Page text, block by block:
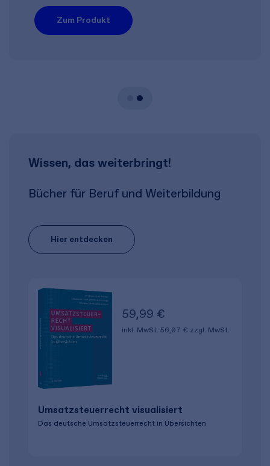
Zum Produkt
Wissen, das weiterbringt!
Bücher für Beruf und Weiterbildung
Hier entdecken
Umsatzsteuerrecht visualisiert
Das deutsche Umsatzsteuerrecht in Übersichten
59,99 €
inkl. MwSt. 56,07 € zzgl. MwSt.